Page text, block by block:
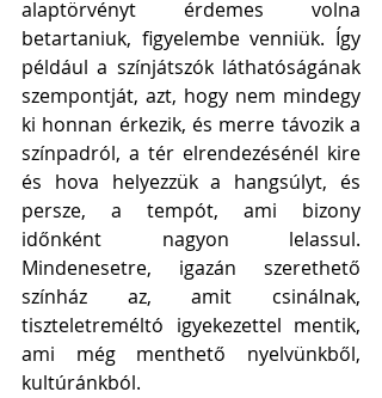
alaptörvényt érdemes volna
betartaniuk, figyelembe venniük. Így
például a színjátszók láthatóságának
szempontját, azt, hogy nem mindegy
ki honnan érkezik, és merre távozik a
színpadról, a tér elrendezésénél kire
és hova helyezzük a hangsúlyt, és
persze, a tempót, ami bizony
időnként nagyon lelassul.
Mindenesetre, igazán szerethető
színház az, amit csinálnak,
tiszteletreméltó igyekezettel mentik,
ami még menthető nyelvünkből,
kultúránkból.